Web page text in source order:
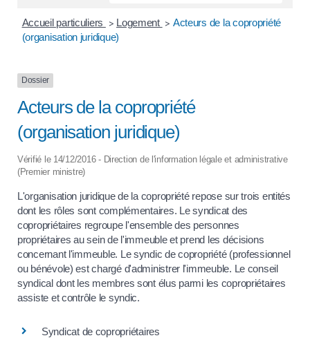
Accueil particuliers > Logement > Acteurs de la copropriété
(organisation juridique)
Dossier
Acteurs de la copropriété
(organisation juridique)
Vérifié le 14/12/2016 - Direction de l'information légale et administrative
(Premier ministre)
L'organisation juridique de la copropriété repose sur trois entités
dont les rôles sont complémentaires. Le syndicat des
copropriétaires regroupe l'ensemble des personnes
propriétaires au sein de l'immeuble et prend les décisions
concernant l'immeuble. Le syndic de copropriété (professionnel
ou bénévole) est chargé d'administrer l'immeuble. Le conseil
syndical dont les membres sont élus parmi les copropriétaires
assiste et contrôle le syndic.
Syndicat de copropriétaires